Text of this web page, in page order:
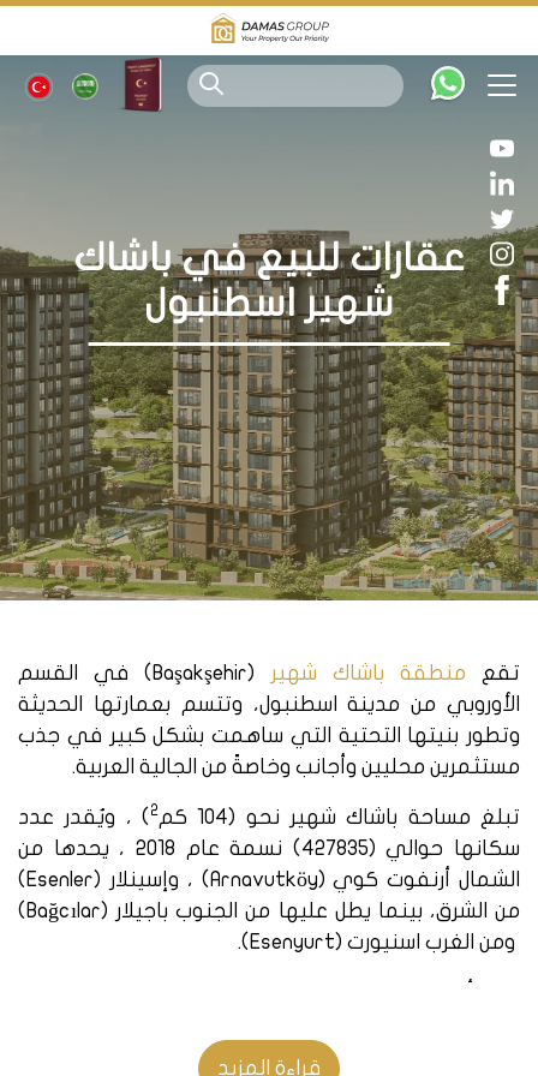
عقارات للبيع في باشاك
شهير اسطنبول
تقع منطقة باشاك شهير
(Başakşehir) في القسم
الأوروبي من مدينة اسطنبول، وتتسم بعمارتها الحديثة
وتطور بنيتها التحتية التي ساهمت بشكل كبير في جذب
مستثمرين محليين وأجانب وخاصةً من الجالية العربية.
تبلغ مساحة باشاك شهير نحو (104 كم 2 ) ، ويُقدر عدد
سكانها حوالي (427835) نسمة عام 2018 ، يحدها من
الشمال أرنفوت كوي (Arnavutköy) ، وإسينلار (Esenler)
من الشرق، بينما يطل عليها من الجنوب باجيلار (Bağcılar)
ومن الغرب اسنيورت (Esenyurt).
وذلك سعياً منهم لتوفير الجهود نحوها وتطويرها ، لما
قراءة المزيد